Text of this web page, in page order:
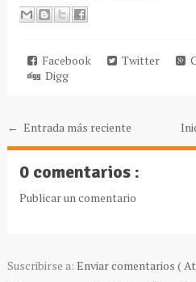
Facebook Twitter
Digg
← Entrada más reciente
0 comentarios :
Publicar un comentario
Suscribirse a: Enviar comentarios (